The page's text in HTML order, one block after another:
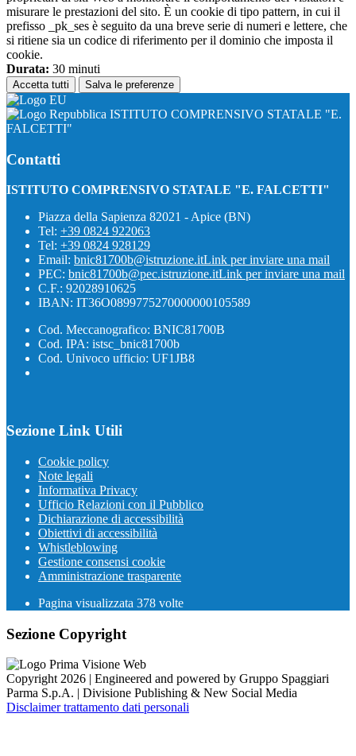
misurare le prestazioni del sito. È un cookie di tipo pattern, in cui il
prefisso _pk_ses è seguito da una breve serie di numeri e lettere, che
si ritiene sia un codice di riferimento per il dominio che imposta il
cookie.
Durata: 30 minuti
Accetta tutti Salva le preferenze
ISTITUTO COMPRENSIVO STATALE "E.
FALCETTI"
Contatti
ISTITUTO COMPRENSIVO STATALE "E. FALCETTI"
Piazza della Sapienza 82021 - Apice (BN)
Tel: +39 0824 922063
Tel: +39 0824 928129
Email: bnic81700b@istruzione.itLink per inviare una mail
PEC: bnic81700b@pec.istruzione.itLink per inviare una mail
C.F.: 92028910625
IBAN: IT36O0899775270000000105589
Cod. Meccanografico: BNIC81700B
Cod. IPA: istsc_bnic81700b
Cod. Univoco ufficio: UF1JB8
Sezione Link Utili
Cookie policy
Note legali
Informativa Privacy
Ufficio Relazioni con il Pubblico
Dichiarazione di accessibilità
Obiettivi di accessibilità
Whistleblowing
Gestione consensi cookie
Amministrazione trasparente
Pagina visualizzata 378 volte
Sezione Copyright
Copyright 2026 | Engineered and powered by Gruppo Spaggiari
Parma S.p.A. | Divisione Publishing & New Social Media
Disclaimer trattamento dati personali